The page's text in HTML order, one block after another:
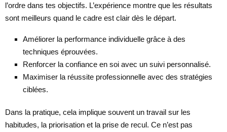
l’ordre dans tes objectifs. L’expérience montre que les résultats
sont meilleurs quand le cadre est clair dès le départ.
Améliorer la performance individuelle grâce à des
techniques éprouvées.
Renforcer la confiance en soi avec un suivi personnalisé.
Maximiser la réussite professionnelle avec des stratégies
ciblées.
Dans la pratique, cela implique souvent un travail sur les
habitudes, la priorisation et la prise de recul. Ce n’est pas